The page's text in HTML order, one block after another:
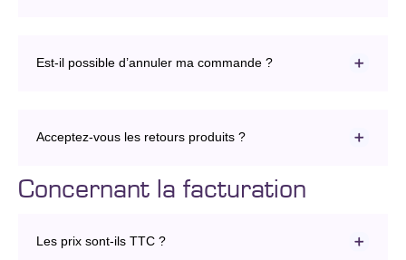
Est-il possible d’annuler ma commande ?
Acceptez-vous les retours produits ?
Concernant la facturation
Les prix sont-ils TTC ?